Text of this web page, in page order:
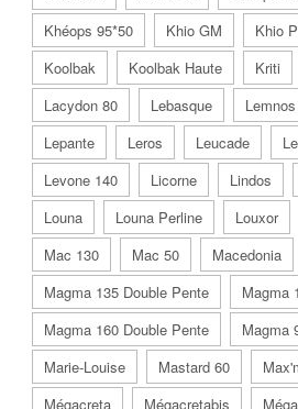
Khéops 95*50
Khio GM Khio
Koolbak
Koolbak Haute Kriti
Lacydon 80
Lebasque Lemnos
Lepante
Leros Leucade
Levone 140
Licorne Lindos
Louna
Louna Perline Louxor
Mac 130
Mac 50 Macedonia
Magma 135 Double Pente
Magma
Magma 160 Double Pente
Magma
Marie-Louise
Mastard 60
Mégacreta
Mégacretabis